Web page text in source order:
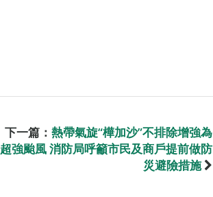
下一篇： 熱帶氣旋“樺加沙”不排除增強為
超強颱風 消防局呼籲市民及商戶提前做防
災避險措施